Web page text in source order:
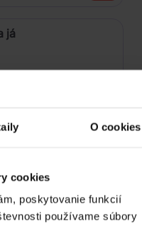
O cookies
cookies
poskytovanie funkcií
používame súbory
já